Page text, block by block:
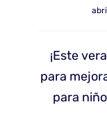
¡Este
para
para